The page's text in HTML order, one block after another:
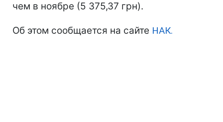
чем в ноябре (5 375,37 грн).
Об этом сообщается на сайте НАК.